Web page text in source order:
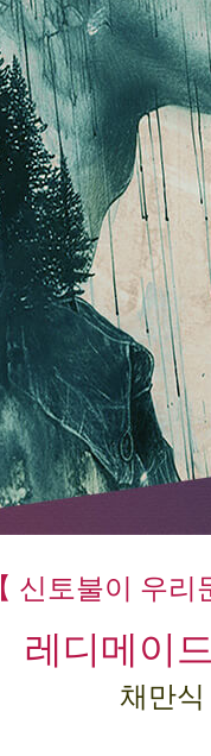
【 신토불이 우리
레디메이
채만식